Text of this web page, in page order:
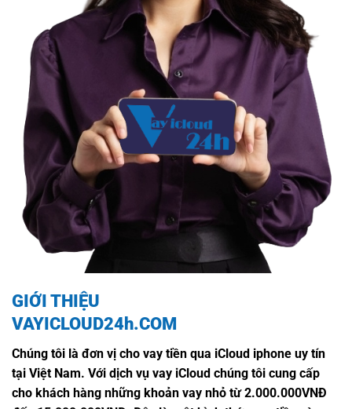
GIỚI THIỆU
VAYICLOUD24h.COM
Chúng tôi là đơn vị cho vay tiền qua iCloud iphone uy tín
tại Việt Nam. Với dịch vụ vay iCloud chúng tôi cung cấp
cho khách hàng những khoản vay nhỏ từ 2.000.000VNĐ